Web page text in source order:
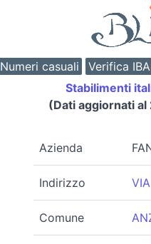
Numeri casuali Verifica
Stabilimenti
(Dati aggiornati
Azienda
Indirizzo
Comune